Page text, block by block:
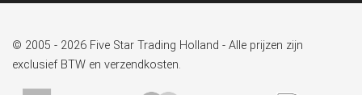
© 2005 - 2026 Five Star Trading Holland - Alle prijzen zijn
exclusief BTW en verzendkosten.